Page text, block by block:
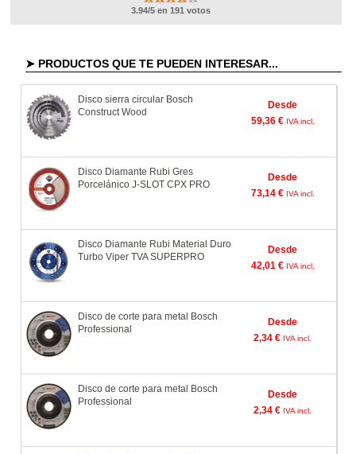
3.94/5 en 191 votos
➤ PRODUCTOS QUE TE PUEDEN INTERESAR...
Disco sierra circular Bosch
Construct Wood
Desde
59,36 € IVA incl.
Disco Diamante Rubi Gres
Porcelánico J-SLOT CPX PRO
Desde
73,14 € IVA incl.
Disco Diamante Rubi Material Duro
Turbo Viper TVA SUPERPRO
Desde
42,01 € IVA incl.
Disco de corte para metal Bosch
Professional
Desde
2,34 € IVA incl.
Disco de corte para metal Bosch
Professional
Desde
2,34 € IVA incl.